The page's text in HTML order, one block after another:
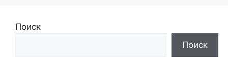
Поиск
Поиск